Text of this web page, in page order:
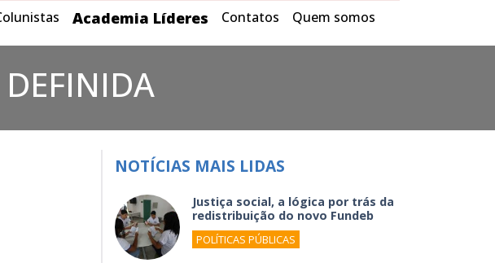
Academia Líderes Contatos Quem somos
NOTÍCIAS MAIS LIDAS
Justiça social, a lógica por trás da
redistribuição do novo Fundeb
POLÍTICAS PÚBLICAS